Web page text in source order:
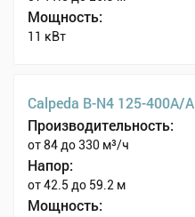
Мощность:
11 кВт
Calpeda B-N4 125-400A/A
Производительность:
от 84 до 330 м³/ч
Напор:
от 42.5 до 59.2 м
Мощность: